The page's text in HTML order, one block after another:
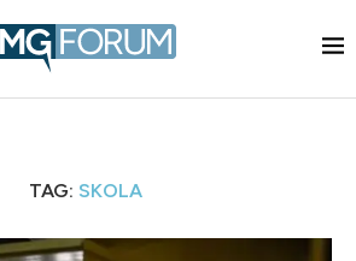
TAG: SKOLA